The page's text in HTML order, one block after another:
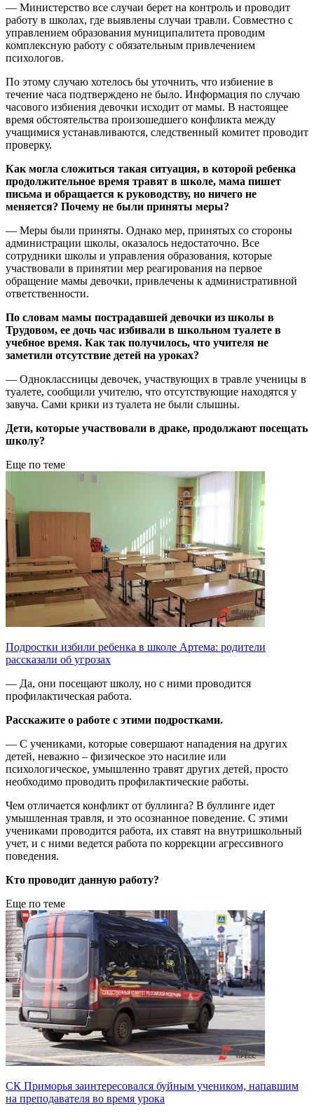
— Министерство все случаи берет на контроль и проводит
работу в школах, где выявлены случаи травли. Совместно с
управлением образования муниципалитета проводим
комплексную работу с обязательным привлечением
психологов.
По этому случаю хотелось бы уточнить, что избиение в
течение часа подтверждено не было. Информация по случаю
часового избиения девочки исходит от мамы. В настоящее
время обстоятельства произошедшего конфликта между
учащимися устанавливаются, следственный комитет проводит
проверку.
Как могла сложиться такая ситуация, в которой ребенка
продолжительное время травят в школе, мама пишет
письма и обращается к руководству, но ничего не
меняется? Почему не были приняты меры?
— Меры были приняты. Однако мер, принятых со стороны
администрации школы, оказалось недостаточно. Все
сотрудники школы и управления образования, которые
участвовали в принятии мер реагирования на первое
обращение мамы девочки, привлечены к административной
ответственности.
По словам мамы пострадавшей девочки из школы в
Трудовом, ее дочь час избивали в школьном туалете в
учебное время. Как так получилось, что учителя не
заметили отсутствие детей на уроках?
— Одноклассницы девочек, участвующих в травле ученицы в
туалете, сообщили учителю, что отсутствующие находятся у
завуча. Сами крики из туалета не были слышны.
Дети, которые участвовали в драке, продолжают посещать
школу?
Еще по теме
Подростки избили ребенка в школе Артема: родители
рассказали об угрозах
— Да, они посещают школу, но с ними проводится
профилактическая работа.
Расскажите о работе с этими подростками.
— С учениками, которые совершают нападения на других
детей, неважно – физическое это насилие или
психологическое, умышленно травят других детей, просто
необходимо проводить профилактические работы.
Чем отличается конфликт от буллинга? В буллинге идет
умышленная травля, и это осознанное поведение. С этими
учениками проводится работа, их ставят на внутришкольный
учет, и с ними ведется работа по коррекции агрессивного
поведения.
Кто проводит данную работу?
Еще по теме
СК Приморья заинтересовался буйным учеником, напавшим
на преподавателя во время урока